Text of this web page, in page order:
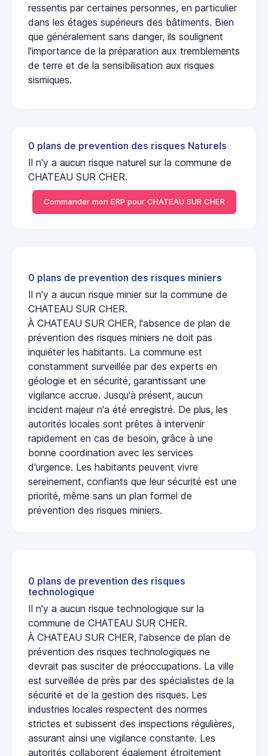
ressentis par certaines personnes, en particulier
dans les étages supérieurs des bâtiments. Bien
que généralement sans danger, ils soulignent
l'importance de la préparation aux tremblements
de terre et de la sensibilisation aux risques
sismiques.
0 plans de prevention des risques Naturels
Il n'y a aucun risque naturel sur la commune de
CHATEAU SUR CHER.
Commander mon ERP pour CHATEAU SUR CHER
0 plans de prevention des risques miniers
Il n'y a aucun risque minier sur la commune de
CHATEAU SUR CHER.
À CHATEAU SUR CHER, l'absence de plan de
prévention des risques miniers ne doit pas
inquiéter les habitants. La commune est
constamment surveillée par des experts en
géologie et en sécurité, garantissant une
vigilance accrue. Jusqu'à présent, aucun
incident majeur n'a été enregistré. De plus, les
autorités locales sont prêtes à intervenir
rapidement en cas de besoin, grâce à une
bonne coordination avec les services
d'urgence. Les habitants peuvent vivre
sereinement, confiants que leur sécurité est une
priorité, même sans un plan formel de
prévention des risques miniers.
0 plans de prevention des risques
technologique
Il n'y a aucun risque technologique sur la
commune de CHATEAU SUR CHER.
À CHATEAU SUR CHER, l'absence de plan de
prévention des risques technologiques ne
devrait pas susciter de préoccupations. La ville
est surveillée de près par des spécialistes de la
sécurité et de la gestion des risques. Les
industries locales respectent des normes
strictes et subissent des inspections régulières,
assurant ainsi une vigilance constante. Les
autorités collaborent également étroitement